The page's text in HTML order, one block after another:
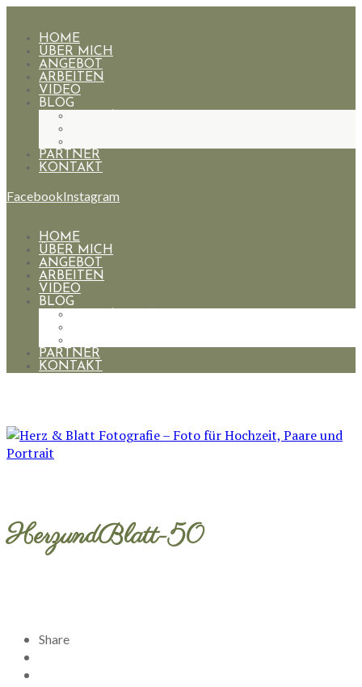
HOME
ÜBER MICH
ANGEBOT
ARBEITEN
VIDEO
BLOG
PARTNER
KONTAKT
FacebookInstagram
HOME
ÜBER MICH
ANGEBOT
ARBEITEN
VIDEO
BLOG
PARTNER
KONTAKT
HerzundBlatt-50
Share